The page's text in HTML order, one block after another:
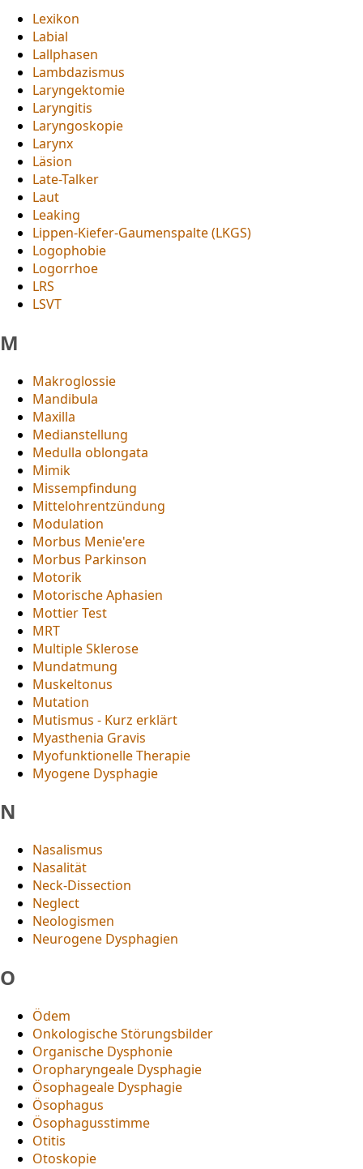
Lexikon
Labial
Lallphasen
Lambdazismus
Laryngektomie
Laryngitis
Laryngoskopie
Larynx
Läsion
Late-Talker
Laut
Leaking
Lippen-Kiefer-Gaumenspalte (LKGS)
Logophobie
Logorrhoe
LRS
LSVT
M
Makroglossie
Mandibula
Maxilla
Medianstellung
Medulla oblongata
Mimik
Missempfindung
Mittelohrentzündung
Modulation
Morbus Menie'ere
Morbus Parkinson
Motorik
Motorische Aphasien
Mottier Test
MRT
Multiple Sklerose
Mundatmung
Muskeltonus
Mutation
Mutismus - Kurz erklärt
Myasthenia Gravis
Myofunktionelle Therapie
Myogene Dysphagie
N
Nasalismus
Nasalität
Neck-Dissection
Neglect
Neologismen
Neurogene Dysphagien
O
Ödem
Onkologische Störungsbilder
Organische Dysphonie
Oropharyngeale Dysphagie
Ösophageale Dysphagie
Ösophagus
Ösophagusstimme
Otitis
Otoskopie